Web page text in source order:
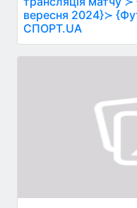
вересня 2024}≻
СПОРТ.UA